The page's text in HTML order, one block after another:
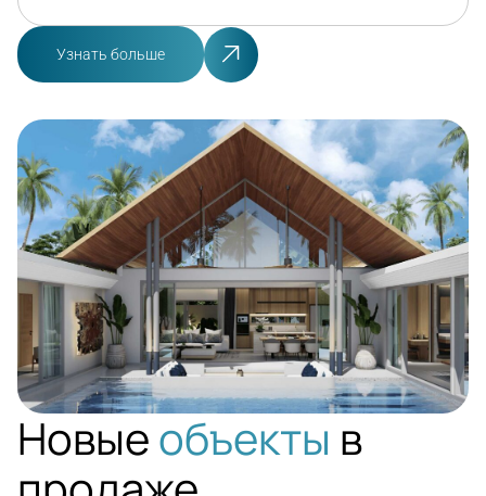
Узнать больше
Новыеобъекты в